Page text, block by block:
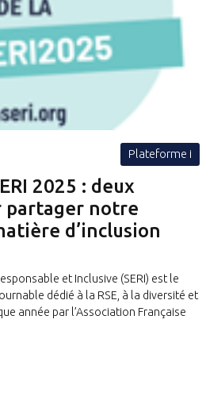
Plateforme i
2025 : deux
partager notre
d’inclusion
et Inclusive (SERI) est le
dédié à la RSE, à la diversité et
année par l’Association Française